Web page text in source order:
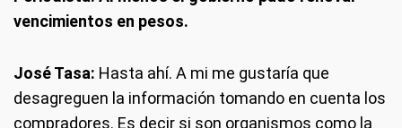
vencimientos en pesos.
José Tasa: Hasta ahí. A mi me gustaría que
desagreguen la información tomando en cuenta los
compradores. Es decir si son organismos como la